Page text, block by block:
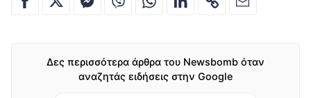
Δες περισσότερα άρθρα του Newsbomb όταν
αναζητάς ειδήσεις στην Google